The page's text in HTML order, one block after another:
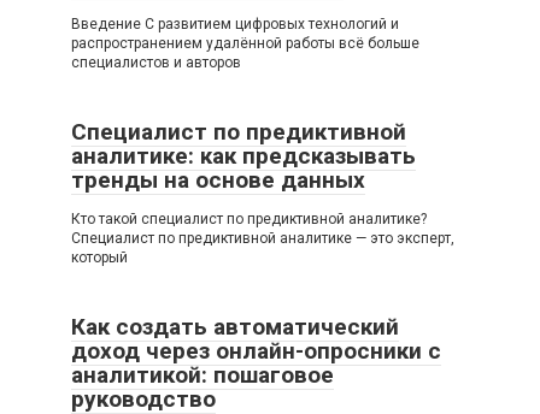
Введение С развитием цифровых технологий и
распространением удалённой работы всё больше
специалистов и авторов
Специалист по предиктивной
аналитике: как предсказывать
тренды на основе данных
Кто такой специалист по предиктивной аналитике?
Специалист по предиктивной аналитике — это эксперт,
который
Как создать автоматический
доход через онлайн-опросники с
аналитикой: пошаговое
руководство